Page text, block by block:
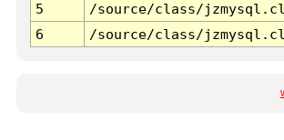
5
/source/class/
6
/source/class/